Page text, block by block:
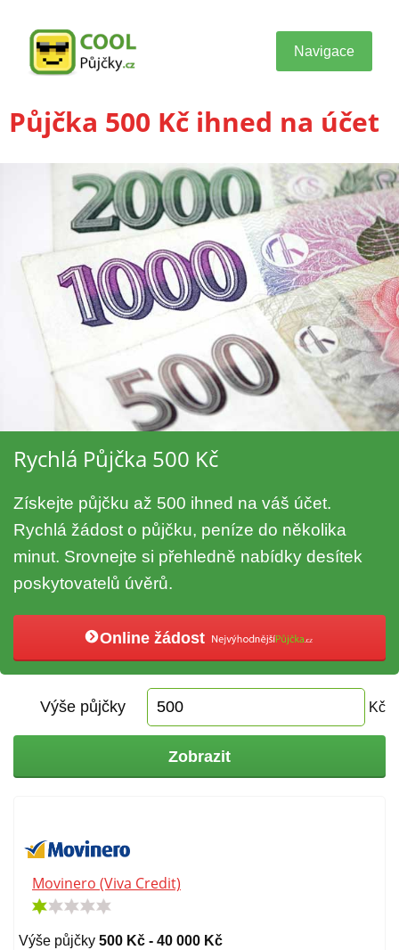
Navigace
Půjčka 500 Kč ihned na účet
Rychlá Půjčka 500 Kč
Získejte půjčku až 500 ihned na váš účet.
Rychlá žádost o půjčku, peníze do několika
minut. Srovnejte si přehledně nabídky desítek
poskytovatelů úvěrů.
Online žádost
Výše půjčky Kč
Zobrazit
Movinero (Viva Credit)
Výše půjčky 500 Kč - 40 000 Kč